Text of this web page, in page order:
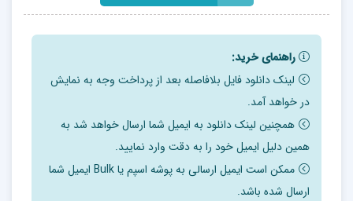
راهنمای خرید:
لینک دانلود فایل بلافاصله بعد از پرداخت وجه به نمایش
در خواهد آمد.
همچنین لینک دانلود به ایمیل شما ارسال خواهد شد به
همین دلیل ایمیل خود را به دقت وارد نمایید.
ممکن است ایمیل ارسالی به پوشه اسپم یا Bulk ایمیل شما
ارسال شده باشد.